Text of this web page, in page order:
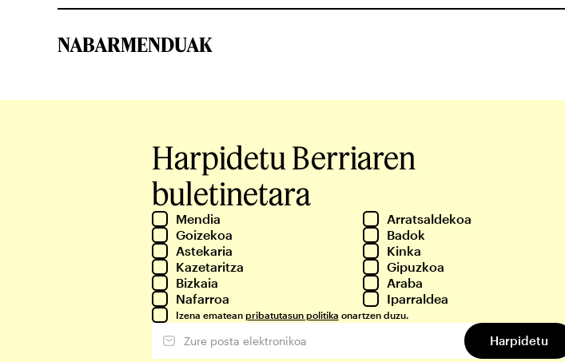
NABARMENDUAK
Harpidetu Berriaren
buletinetara
Mendia
Arratsaldekoa
Goizekoa
Badok
Astekaria
Kinka
Kazetaritza
Gipuzkoa
Bizkaia
Araba
Nafarroa
Iparraldea
Izena ematean pribatutasun politika onartzen duzu.